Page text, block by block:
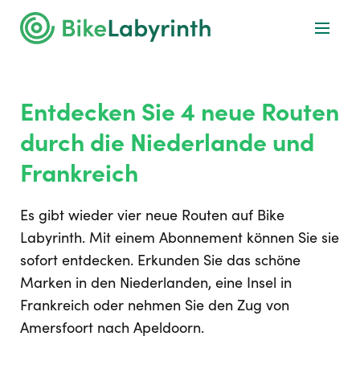
Entdecken Sie 4 neue Routen
durch die Niederlande und
Frankreich
Es gibt wieder vier neue Routen auf Bike
Labyrinth. Mit einem Abonnement können Sie sie
sofort entdecken. Erkunden Sie das schöne
Marken in den Niederlanden, eine Insel in
Frankreich oder nehmen Sie den Zug von
Amersfoort nach Apeldoorn.